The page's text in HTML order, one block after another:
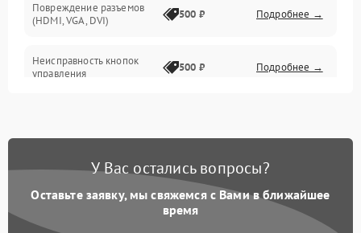
Повреждение разъемов
(HDMI, VGA, DVI)
500 ₽ Подробнее →
Неисправность кнопок
управления
500 ₽ Подробнее →
питания
Подробнее →
1000 ₽ Подробнее →
У Вас остались вопросы?
Оставьте заявку, мы свяжемся с Вами в ближайшее
время